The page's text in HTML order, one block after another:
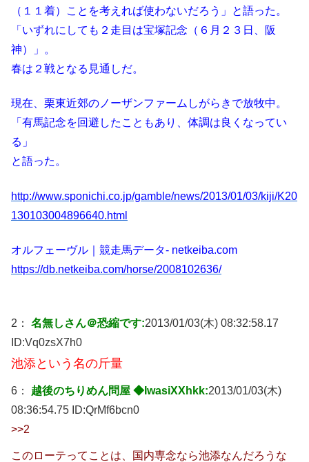
（１１着）ことを考えれば使わないだろう」と語った。
「いずれにしても２走目は宝塚記念（６月２３日、阪
神）」。
春は２戦となる見通しだ。
現在、栗東近郊のノーザンファームしがらきで放牧中。
「有馬記念を回避したこともあり、体調は良くなってい
る」
と語った。
http://www.sponichi.co.jp/gamble/news/2013/01/03/kiji/K20
130103004896640.html
オルフェーヴル｜競走馬データ- netkeiba.com
https://db.netkeiba.com/horse/2008102636/
2： 名無しさん＠恐縮です:2013/01/03(木) 08:32:58.17
ID:Vq0zsX7h0
池添という名の斤量
6： 越後のちりめん問屋 ◆IwasiXXhkk:2013/01/03(木)
08:36:54.75 ID:QrMf6bcn0
>>2
このローテってことは、国内専念なら池添なんだろうな